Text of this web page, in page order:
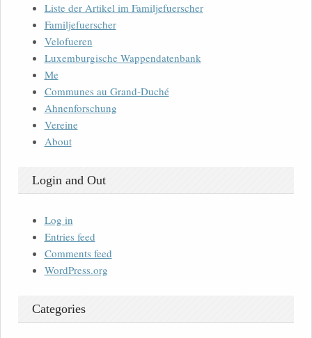
Liste der Artikel im Familjefuerscher
Familjefuerscher
Velofueren
Luxemburgische Wappendatenbank
Me
Communes au Grand-Duché
Ahnenforschung
Vereine
About
Login and Out
Log in
Entries feed
Comments feed
WordPress.org
Categories